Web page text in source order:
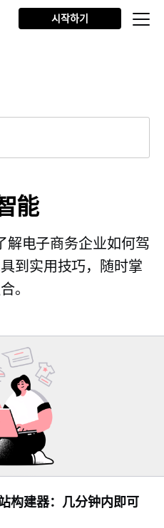
시작하기
能
解电子商务企业如何驾
到实用技巧，随时​​掌
。
构建器：几分钟内即可